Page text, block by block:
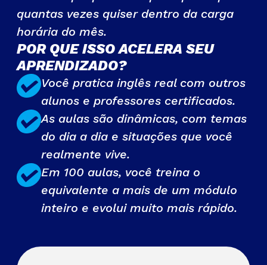
quantas vezes quiser dentro da carga
horária do mês.
POR QUE ISSO ACELERA SEU
APRENDIZADO?
Você pratica inglês real com outros
alunos e professores certificados.
As aulas são dinâmicas, com temas
do dia a dia e situações que você
realmente vive.
Em 100 aulas, você treina o
equivalente a mais de um módulo
inteiro e evolui muito mais rápido.